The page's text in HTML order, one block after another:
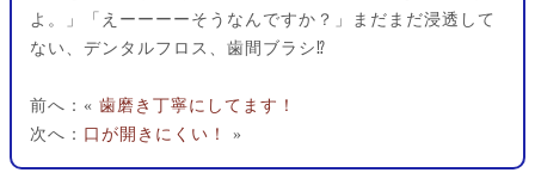
よ。」「えーーーーそうなんですか？」まだまだ浸透して
ない、デンタルフロス、歯間ブラシ⁉︎
前へ：« 歯磨き丁寧にしてます！
次へ： 口が開きにくい！ »